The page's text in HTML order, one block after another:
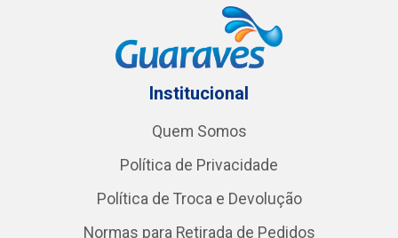
Institucional
Quem Somos
Política de Privacidade
Política de Troca e Devolução
Normas para Retirada de Pedidos